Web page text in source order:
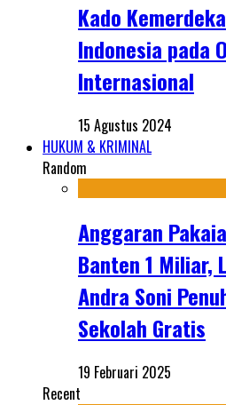
Kado
Indonesia pada
Internasional
15 Agustus 2024
HUKUM & KRIMINAL
Random
Anggaran
Banten 1 Miliar,
Andra Soni
Sekolah Gratis
19 Februari 2025
Recent